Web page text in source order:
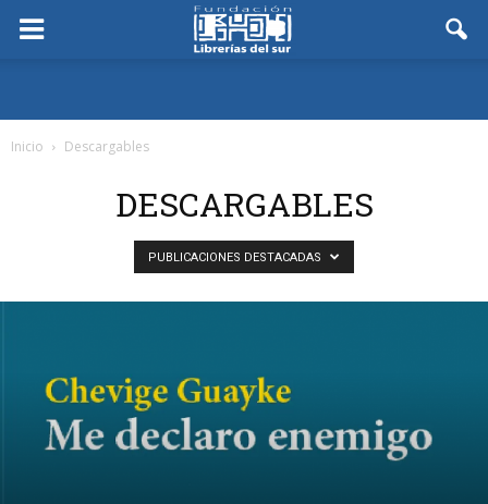
Inicio Descargables
DESCARGABLES
PUBLICACIONES DESTACADAS